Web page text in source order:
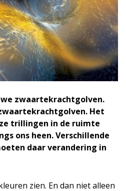
zwaartekrachtgolven.
Het
trillingen in de ruimte
ons heen. Verschillende
daar verandering in
zien. En dan niet alleen